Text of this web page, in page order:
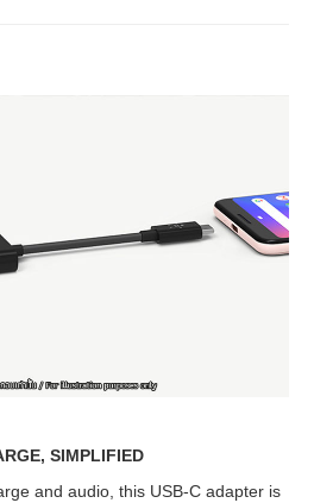
SIMPLIFIED
and audio, this USB-C adapter is